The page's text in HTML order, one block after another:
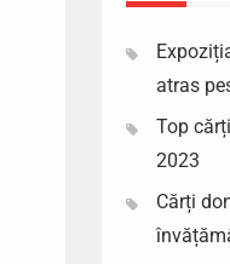
atras
Top
2023
Cărți